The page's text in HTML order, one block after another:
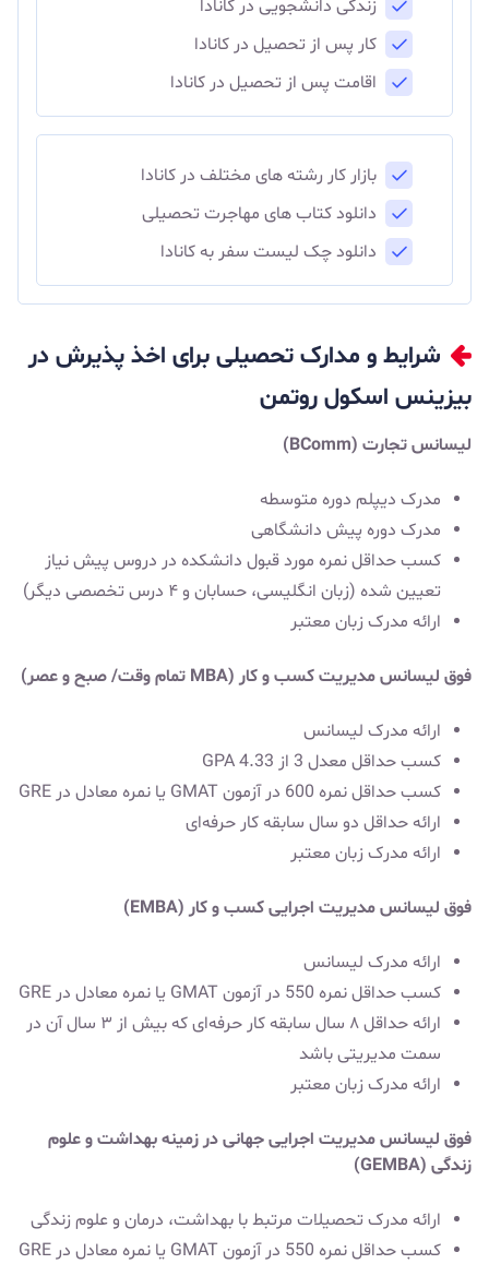
زندگی دانشجویی در کانادا
کار پس از تحصیل در کانادا
اقامت پس از تحصیل در کانادا
بازار کار رشته های مختلف در کانادا
دانلود کتاب های مهاجرت تحصیلی
دانلود چک لیست سفر به کانادا
شرایط و مدارک تحصیلی برای اخذ پذیرش در
بیزینس اسکول روتمن
لیسانس تجارت (BComm)
مدرک دیپلم دوره متوسطه
مدرک دوره پیش دانشگاهی
کسب حداقل نمره مورد قبول دانشکده در دروس پیش نیاز
تعیین شده (زبان انگلیسی، حسابان و ۴ درس تخصصی دیگر)
ارائه مدرک زبان معتبر
فوق لیسانس مدیریت کسب و کار (MBA تمام وقت/ صبح و عصر)
ارائه مدرک لیسانس
کسب حداقل معدل 3 از 4.33 GPA
کسب حداقل نمره 600 در آزمون GMAT یا نمره معادل در GRE
ارائه حداقل دو سال سابقه کار حرفه‌ای
ارائه مدرک زبان معتبر
فوق لیسانس مدیریت اجرایی کسب و کار (EMBA)
ارائه مدرک لیسانس
کسب حداقل نمره 550 در آزمون GMAT یا نمره معادل در GRE
ارائه حداقل ۸ سال سابقه کار حرفه‌ای که بیش از ۳ سال آن در
سمت مدیریتی باشد
ارائه مدرک زبان معتبر
فوق لیسانس مدیریت اجرایی جهانی در زمینه بهداشت و علوم
زندگی (GEMBA)
ارائه مدرک تحصیلات مرتبط با بهداشت، درمان و علوم زندگی
کسب حداقل نمره 550 در آزمون GMAT یا نمره معادل در GRE